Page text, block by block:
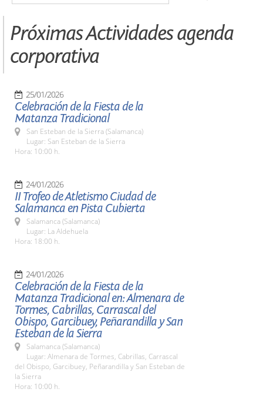
Próximas Actividades agenda
corporativa
25/01/2026
Celebración de la Fiesta de la
Matanza Tradicional
San Esteban de la Sierra (Salamanca)
Lugar: San Esteban de la Sierra
Hora: 10:00 h.
24/01/2026
II Trofeo de Atletismo Ciudad de
Salamanca en Pista Cubierta
Salamanca (Salamanca)
Lugar: La Aldehuela
Hora: 18:00 h.
24/01/2026
Celebración de la Fiesta de la
Matanza Tradicional en: Almenara de
Tormes, Cabrillas, Carrascal del
Obispo, Garcibuey, Peñarandilla y San
Esteban de la Sierra
Salamanca (Salamanca)
Lugar: Almenara de Tormes, Cabrillas, Carrascal
del Obispo, Garcibuey, Peñarandilla y San Esteban de
la Sierra
Hora: 10:00 h.